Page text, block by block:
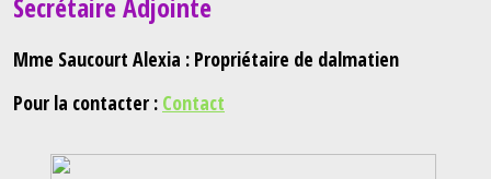
Mme Saucourt Alexia : Propriétaire de dalmatien
Pour la contacter : Contact